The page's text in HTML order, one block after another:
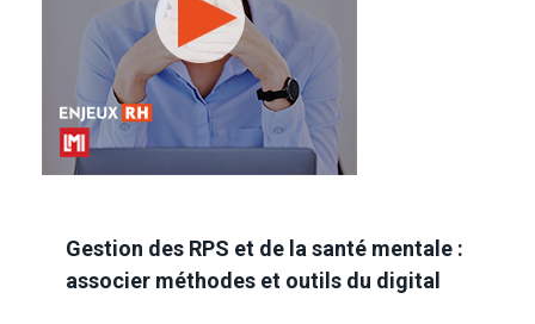
Gestion des RPS et de la santé mentale :
associer méthodes et outils du digital